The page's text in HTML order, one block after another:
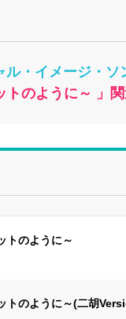
・イメージ・ソ
トのように～ 」
トのように～
トのように～(二胡